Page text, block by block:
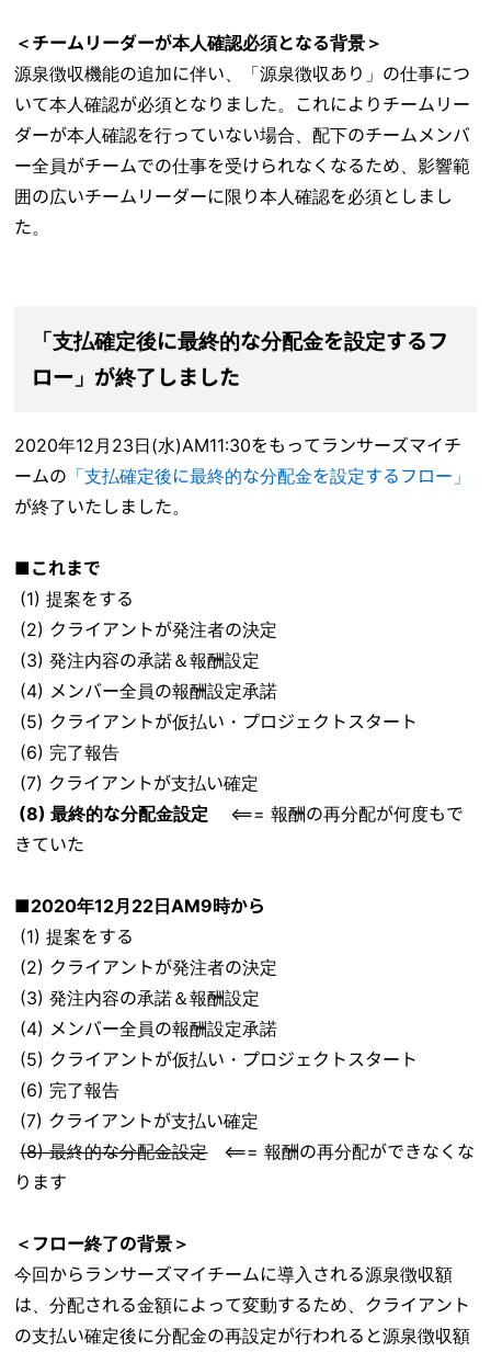
＜チームリーダーが本人確認必須となる背景＞
源泉徴収機能の追加に伴い、「源泉徴収あり」の仕事につ
いて本人確認が必須となりました。これによりチームリー
ダーが本人確認を行っていない場合、配下のチームメンバ
ー全員がチームでの仕事を受けられなくなるため、影響範
囲の広いチームリーダーに限り本人確認を必須としまし
た。
「支払確定後に最終的な分配金を設定するフ
ロー」が終了しました
2020年12月23日(水)AM11:30をもってランサーズマイチ
ームの 「支払確定後に最終的な分配金を設定するフロー」
が終了いたしました。
■これまで
(1) 提案をする
(2) クライアントが発注者の決定
(3) 発注内容の承諾＆報酬設定
(4) メンバー全員の報酬設定承諾
(5) クライアントが仮払い・プロジェクトスタート
(6) 完了報告
(7) クライアントが支払い確定
(8) 最終的な分配金設定 <=== 報酬の再分配が何度もで
きていた
■2020年12月22日AM9時から
(1) 提案をする
(2) クライアントが発注者の決定
(3) 発注内容の承諾＆報酬設定
(4) メンバー全員の報酬設定承諾
(5) クライアントが仮払い・プロジェクトスタート
(6) 完了報告
(7) クライアントが支払い確定
(8) 最終的な分配金設定<=== 報酬の再分配ができなくな
ります
＜フロー終了の背景＞
今回からランサーズマイチームに導入される源泉徴収額
は、分配される金額によって変動するため、クライアント
の支払い確定後に分配金の再設定が行われると源泉徴収額